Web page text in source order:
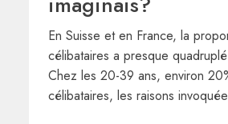
En Suisse et en France, la
célibataires a presque
Chez les 20-39 ans, environ
célibataires, les raisons